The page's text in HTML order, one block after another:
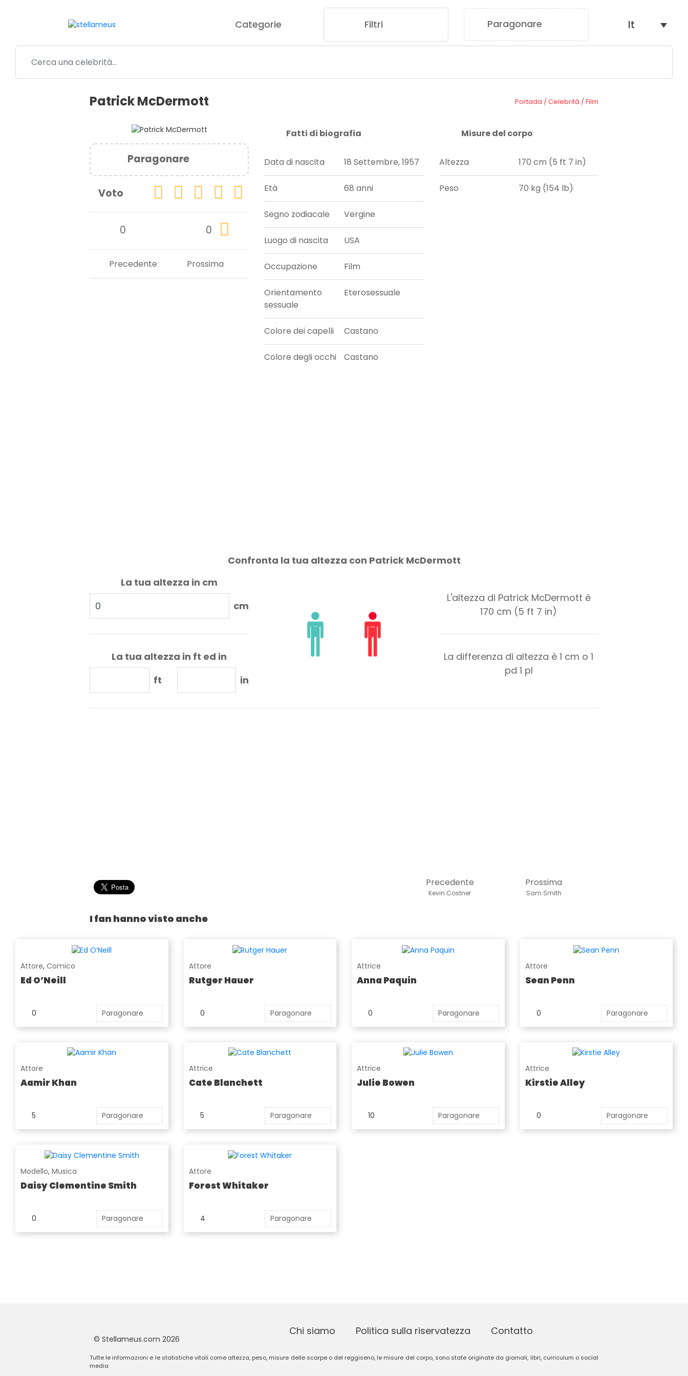
Categorie Filtri Paragonare It
Patrick McDermott Portada /Celebrità /Film
Paragonare
Voto
0 0
Prossima
Precedente
Fatti di biografia
Data di nascita 18 Settembre, 1957
Età 68 anni
Segno zodiacale Vergine
Luogo di nascita USA
Occupazione Film
Orientamento
sessuale
Eterosessuale
Colore dei capelli Castano
Colore degli occhi Castano
Misure del corpo
Altezza 170 cm (5 ft 7 in)
Peso 70 kg (154 lb)
Confronta la tua altezza con Patrick McDermott
La tua altezza in cm
cm
La tua altezza in ft ed in
ft
in
L'altezza di Patrick McDermott è
170 cm (5 ft 7 in)
La differenza di altezza è1 cm o1
pd 1 pl
Prossima
Sam Smith
Precedente
Kevin Costner
I fan hanno visto anche
Attore, Comico
Ed O’Neill
0 Paragonare
Attore
Rutger Hauer
0 Paragonare
Attrice
Anna Paquin
0 Paragonare
Attore
Sean Penn
0 Paragonare
Attore
Aamir Khan
5 Paragonare
Attrice
Cate Blanchett
5 Paragonare
Attrice
Julie Bowen
10 Paragonare
Attrice
Kirstie Alley
0 Paragonare
Modello, Musica
Daisy Clementine Smith
0 Paragonare
Attore
Forest Whitaker
4 Paragonare
© Stellameus.com 2026
Chi siamo Politica sulla riservatezza Contatto
Tutte le informazioni e le statistiche vitali come altezza, peso, misure delle scarpe o del reggiseno, le misure del corpo, sono state originate da giornali, libri, curriculum o social
media